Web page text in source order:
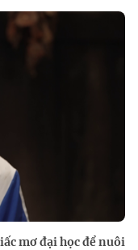
mơ đại học để nuôi